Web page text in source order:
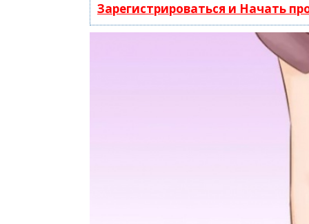
Зарегистрироваться и Начать